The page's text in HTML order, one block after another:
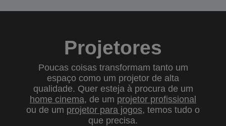
Projetores
Poucas coisas transformam tanto um
espaço como um projetor de alta
qualidade. Quer esteja à procura de um
home cinema, de um projetor profissional
ou de um projetor para jogos, temos tudo o
que precisa.